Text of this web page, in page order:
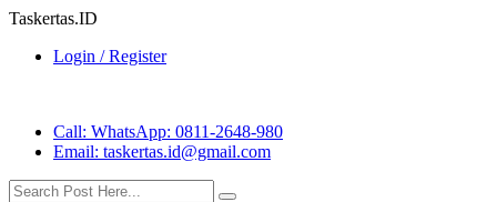
Taskertas.ID
Login / Register
Call: WhatsApp: 0811-2648-980
Email: taskertas.id@gmail.com